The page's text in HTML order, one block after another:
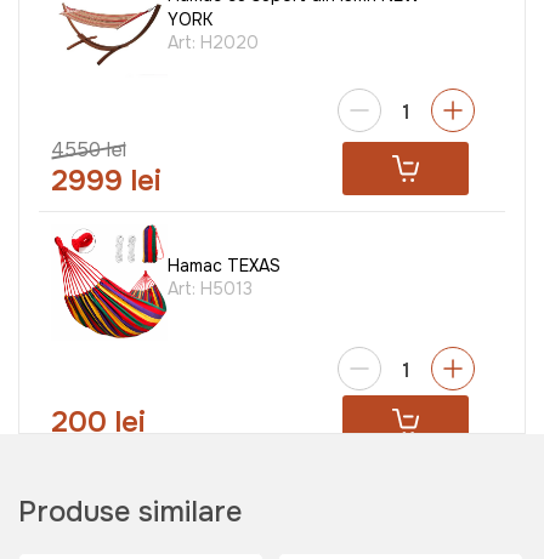
YORK
Art: H2020
4550 lei
2999 lei
Hamac TEXAS
Art: H5013
200 lei
Scaun pliabil FISHERMAN
Produse similare